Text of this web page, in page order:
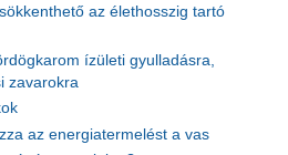
az élethosszig tartó
ízületi gyulladásra,
zavarokra
az energiatermelést a vas